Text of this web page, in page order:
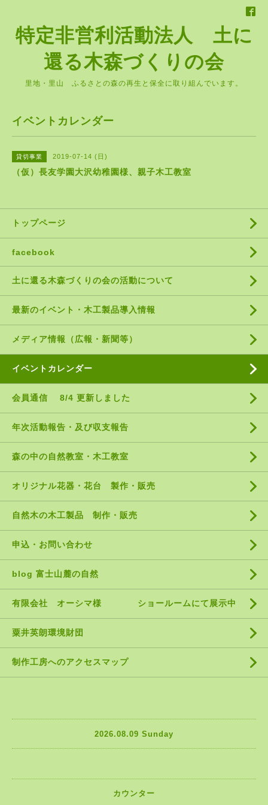
特定非営利活動法人 土に
還る木森づくりの会
里地・里山 ふるさとの森の再生と保全に取り組んでいます。
イベントカレンダー
貸切事業 2019-07-14 (日)
（仮）長友学園大沢幼稚園様、親子木工教室
トップページ
facebook
土に還る木森づくりの会の活動について
最新のイベント・木工製品導入情報
メディア情報（広報・新聞等）
イベントカレンダー
会員通信 8/4 更新しました
年次活動報告・及び収支報告
森の中の自然教室・木工教室
オリジナル花器・花台 製作・販売
自然木の木工製品 制作・販売
申込・お問い合わせ
blog 富士山麓の自然
有限会社 オーシマ様 ショールームにて展示中
粟井英朗環境財団
制作工房へのアクセスマップ
2026.08.09 Sunday
カウンター